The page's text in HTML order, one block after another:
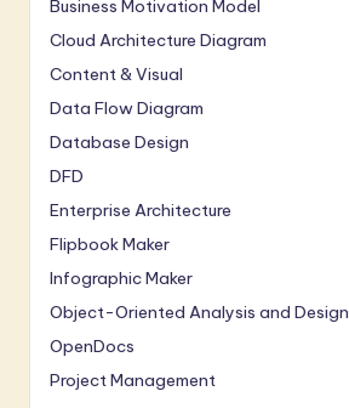
Business Motivation Model
Cloud Architecture Diagram
Content & Visual
Data Flow Diagram
Database Design
DFD
Enterprise Architecture
Flipbook Maker
Infographic Maker
Object-Oriented Analysis and Design
OpenDocs
Project Management